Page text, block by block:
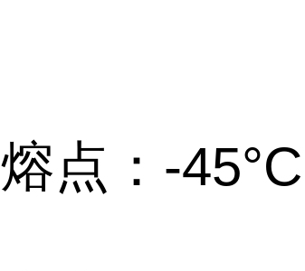
熔点：-45°C